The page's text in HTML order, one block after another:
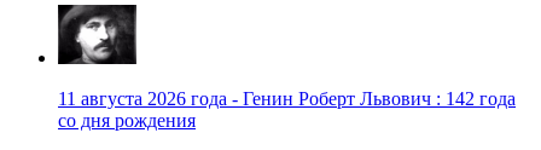
11 августа 2026 года - Генин Роберт Львович : 142 года
со дня рождения